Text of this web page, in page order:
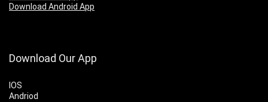
Download Android App
Download Our App
IOS
Andriod